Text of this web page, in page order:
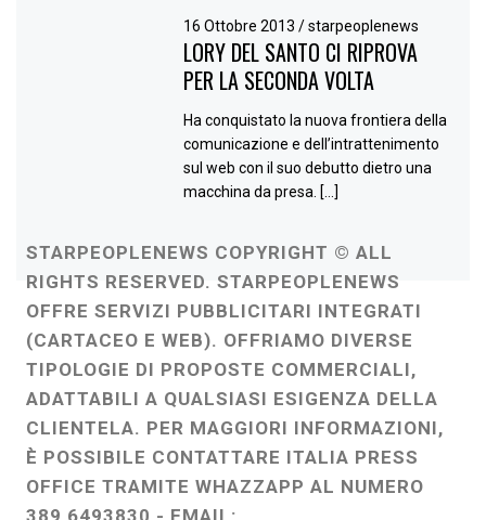
16 Ottobre 2013/ starpeoplenews
LORY DEL SANTO CI RIPROVA
PER LA SECONDA VOLTA
Ha conquistato la nuova frontiera della
comunicazione e dell’intrattenimento
sul web con il suo debutto dietro una
macchina da presa. […]
STARPEOPLENEWS COPYRIGHT © ALL
RIGHTS RESERVED. STARPEOPLENEWS
OFFRE SERVIZI PUBBLICITARI INTEGRATI
(CARTACEO E WEB). OFFRIAMO DIVERSE
TIPOLOGIE DI PROPOSTE COMMERCIALI,
ADATTABILI A QUALSIASI ESIGENZA DELLA
CLIENTELA. PER MAGGIORI INFORMAZIONI,
È POSSIBILE CONTATTARE ITALIA PRESS
OFFICE TRAMITE WHAZZAPP AL NUMERO